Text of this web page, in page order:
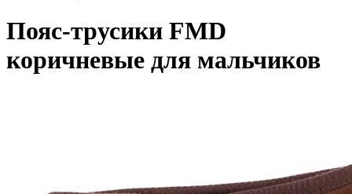
Пояс-трусики FMD
коричневые для мальчиков